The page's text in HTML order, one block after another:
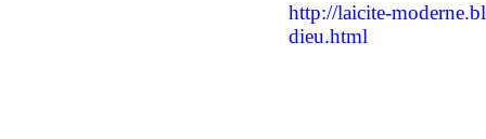
http://laicite-
dieu.html